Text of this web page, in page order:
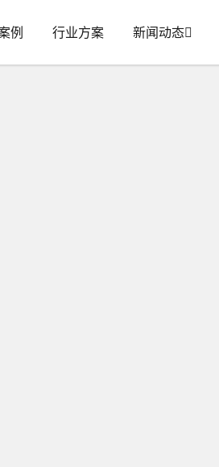
例 行业方案 新闻动态